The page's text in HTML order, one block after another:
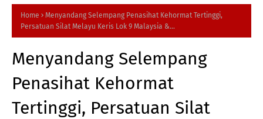
Home
Menyandang Selempang Penasihat Kehormat Tertinggi,
Persatuan Silat Melayu Keris Lok 9 Malaysia &...
Menyandang Selempang
Penasihat Kehormat
Tertinggi, Persatuan Silat